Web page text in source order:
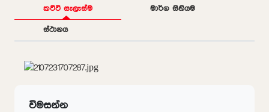
කට්ටි සැලැස්ම මාර්ග සිතියම
ස්ථානය
විමසන්න